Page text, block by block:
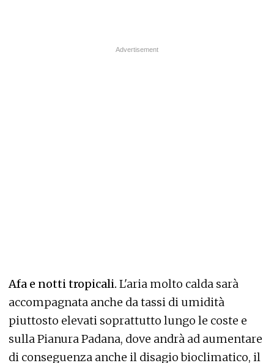
Afa e notti tropicali. L'aria molto calda sarà
accompagnata anche da tassi di umidità
piuttosto elevati soprattutto lungo le coste e
sulla Pianura Padana, dove andrà ad aumentare
di conseguenza anche il disagio bioclimatico, il